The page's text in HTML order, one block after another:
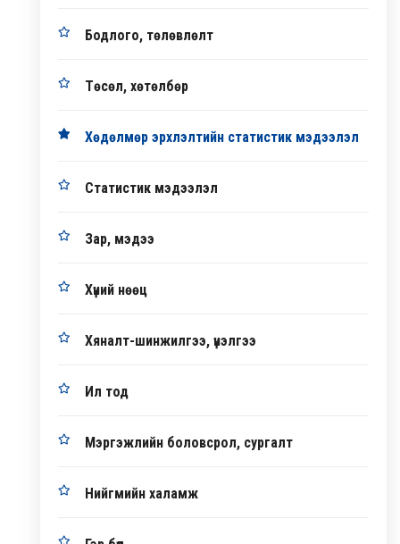
Бодлого, төлөвлөлт
Төсөл, хөтөлбөр
Хөдөлмөр эрхлэлтийн статистик мэдээлэл
Статистик мэдээлэл
Зар, мэдээ
Хүний нөөц
Хяналт-шинжилгээ, үнэлгээ
Ил тод
Мэргэжлийн боловсрол, сургалт
Нийгмийн халамж